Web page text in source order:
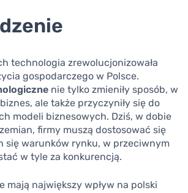
technologia zrewolucjonizowała
gospodarczego w Polsce.
nie tylko zmieniły sposób, w
ale także przyczyniły się do
modeli biznesowych. Dziś, w dobie
firmy muszą dostosować się
się warunków rynku, w przeciwnym
w tyle za konkurencją.
mają największy wpływ na polski